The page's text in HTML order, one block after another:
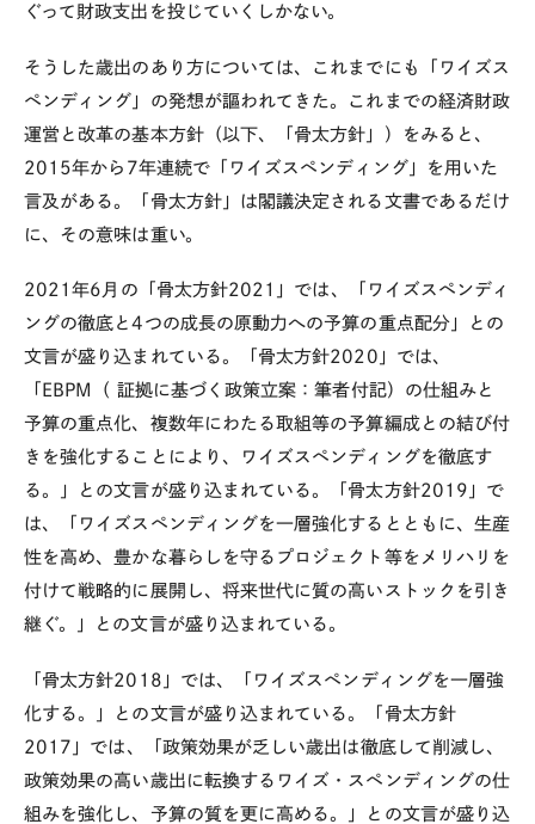
ぐって財政支出を投じていくしかない。
そうした歳出のあり方については、これまでにも「ワイズス
ペンディング」の発想が謳われてきた。これまでの経済財政
運営と改革の基本方針（以下、「骨太方針」）をみると、
2015年から 7年連続で「ワイズスペンディング」を用いた
言及がある。「骨太方針」は閣議決定される文書であるだけ
に、その意味は重い。
2021年6 月の「骨太方針2021 」では、「ワイズスペンディ
ングの徹底と4 つの成長の原動力への予算の重点配分」との
文言が盛り込まれている。「骨太方針2020 」では、
「 EBPM
（ 証拠に基づく政策立案：筆者付記）の仕組みと
予算の重点化、複数年にわたる取組等の予算編成との結び付
きを強化することにより、ワイズスペンディングを徹底す
る。」との文言が盛り込まれている。「骨太方針2019 」で
は、「ワイズスペンディングを一層強化するとともに、生産
性を高め、豊かな暮らしを守るプロジェクト等をメリハリを
付けて戦略的に展開し、将来世代に質の高いストックを引き
継ぐ。」との文言が盛り込まれている。
「骨太方針2018 」では、「ワイズスペンディングを一層強
化する。」との文言が盛り込まれている。「骨太方針
2017 」では、「政策効果が乏しい歳出は徹底して削減し、
政策効果の高い歳出に転換するワイズ・スペンディングの仕
組みを強化し、予算の質を更に高める。」との文言が盛り込